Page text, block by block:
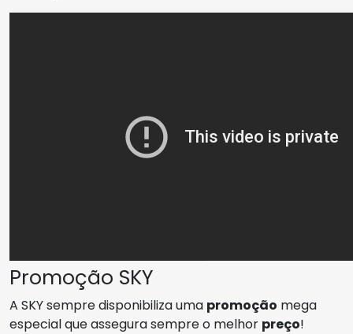
Promoção SKY
A SKY sempre disponibiliza uma promoção mega
especial que assegura sempre o melhor preço!